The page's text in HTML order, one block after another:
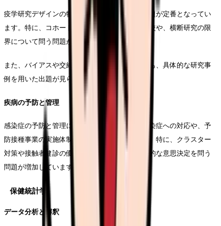
疫学研究デザインの特徴と使い分けに関する問題が定番となってい
ます。特に、コホート研究と症例対照研究の比較や、横断研究の限
界について問う問題が頻出です。
また、バイアスや交絡因子の制御方法についても、具体的な研究事
例を用いた出題が見られます。
疾病の予防と管理
感染症の予防と管理に関する問題では、新興感染症への対応や、予
防接種事業の実施体制について問われています。特に、クラスター
対策や接触者健診の優先順位の判断など、実践的な意思決定を問う
問題が増加しています。
保健統計学
データ分析と解釈